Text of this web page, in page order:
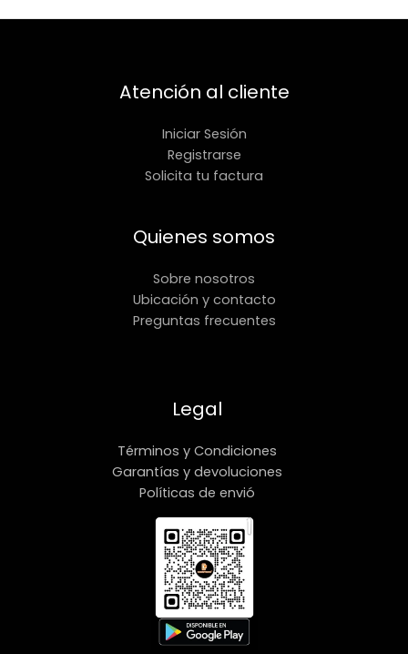
Atención al cliente
Iniciar Sesión
Registrarse
Solicita tu factura
Quienes somos
Sobre nosotros
Ubicación y contacto
Preguntas frecuentes
Legal
Términos y Condiciones
Garantías y devoluciones
Políticas de envió